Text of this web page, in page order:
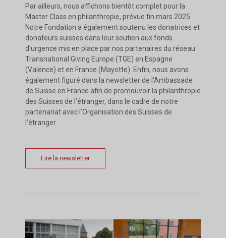
Par ailleurs, nous affichons bientôt complet pour la
Master Class en philanthropie, prévue fin mars 2025.
Notre Fondation a également soutenu les donatrices et
donateurs suisses dans leur soutien aux fonds
d’urgence mis en place par nos partenaires du réseau
Transnational Giving Europe (TGE) en Espagne
(Valence) et en France (Mayotte). Enfin, nous avons
également figuré dans la newsletter de l’Ambassade
de Suisse en France afin de promouvoir la philanthropie
des Suisses de l’étranger, dans le cadre de notre
partenariat avec l’Organisation des Suisses de
l’étranger.
Lire la newsletter